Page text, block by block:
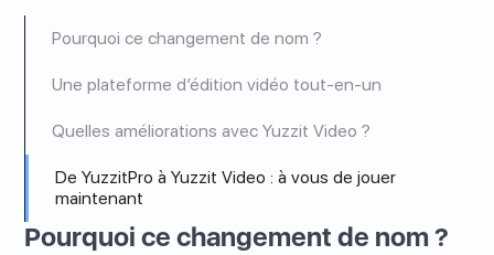
Pourquoi ce changement de nom ?
Une plateforme d’édition vidéo tout-en-un
Quelles améliorations avec Yuzzit Video ?
De YuzzitPro à Yuzzit Video : à vous de jouer
maintenant
Pourquoi ce changement de nom ?